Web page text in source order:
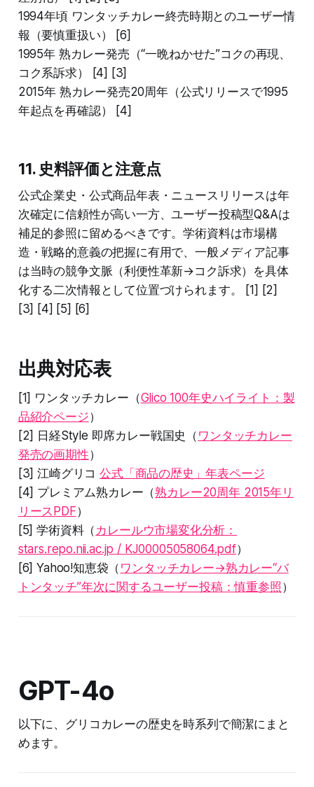
1994年頃 ワンタッチカレー終売時期とのユーザー情
報（要慎重扱い） [6]
1995年 熟カレー発売（“一晩ねかせた”コクの再現、
コク系訴求） [4] [3]
2015年 熟カレー発売20周年（公式リリースで1995
年起点を再確認） [4]
11. 史料評価と注意点
公式企業史・公式商品年表・ニュースリリースは年
次確定に信頼性が高い一方、ユーザー投稿型Q&Aは
補足的参照に留めるべきです。学術資料は市場構
造・戦略的意義の把握に有用で、一般メディア記事
は当時の競争文脈（利便性革新→コク訴求）を具体
化する二次情報として位置づけられます。 [1] [2]
[3] [4] [5] [6]
出典対応表
[1] ワンタッチカレー（Glico 100年史ハイライト：製
品紹介ページ）
[2] 日経Style 即席カレー戦国史（ ワンタッチカレー
発売の画期性）
[3] 江崎グリコ公式「商品の歴史」年表ページ
[4] プレミアム熟カレー（熟カレー20周年 2015年リ
リースPDF）
[5] 学術資料（ カレールウ市場変化分析：
stars.repo.nii.ac.jp / KJ00005058064.pdf）
[6] Yahoo!知恵袋（ ワンタッチカレー→熟カレー“バ
トンタッチ”年次に関するユーザー投稿：慎重参照 ）
GPT-4o
以下に、グリコカレーの歴史を時系列で簡潔にまと
めます。